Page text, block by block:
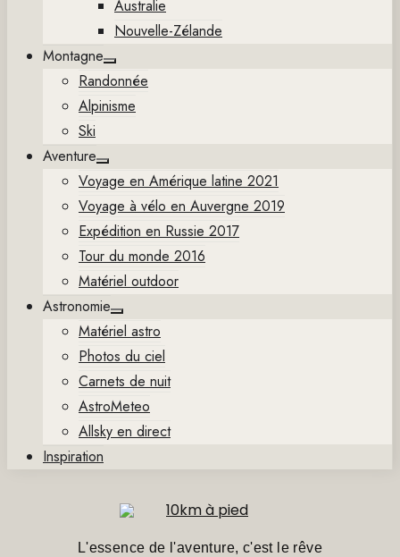
sub
menu
Australie
Nouvelle-Zélande
Montagne
Show
sub
menu
Randonnée
Alpinisme
Ski
Aventure
Show
sub
menu
Voyage en Amérique latine 2021
Voyage à vélo en Auvergne 2019
Expédition en Russie 2017
Tour du monde 2016
Matériel outdoor
Astronomie
Show
sub
menu
Matériel astro
Photos du ciel
Carnets de nuit
AstroMeteo
Allsky en direct
Inspiration
L'essence de l'aventure, c'est le rêve